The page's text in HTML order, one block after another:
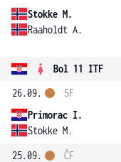
Stokke M.
Raaholdt A.
Bol 11 ITF
26.09.
Primorac I.
Stokke M.
SF
25.09.
ČF